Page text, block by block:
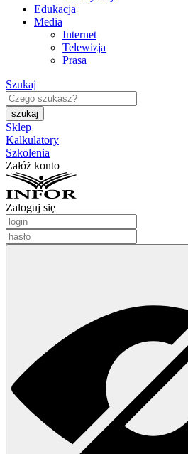
Edukacja
Media
Internet
Telewizja
Prasa
Szukaj
Sklep
Kalkulatory
Szkolenia
Załóż konto
Zaloguj się